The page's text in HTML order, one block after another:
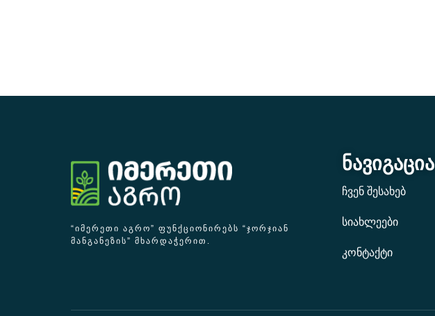
“ᲘᲛᲔᲠᲔᲗᲘ ᲐᲒᲠᲝ” ᲤᲣᲜᲥᲪᲘᲝᲜᲘᲠᲔᲑᲡ “ᲯᲝᲠᲯᲘᲐᲜ
ᲛᲐᲜᲒᲐᲜᲔᲖᲘᲡ” ᲛᲮᲐᲠᲓᲐᲭᲔᲠᲘᲗ.
ნავიგაცია
ჩვენ შესახებ
სიახლეები
კონტაქტი